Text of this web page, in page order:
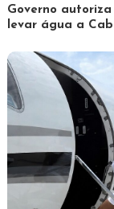
Governo
levar água a